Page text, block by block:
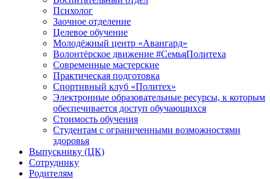
Психолог
Заочное отделение
Целевое обучение
Молодёжный центр «Авангард»
Волонтёрское движение #СемьяПолитеха
Современные мастерские
Практическая подготовка
Спортивный клуб «Политех»
Электронные образовательные ресурсы, к которым
обеспечивается доступ обучающихся
Стоимость обучения
Студентам с ограниченными возможностями
здоровья
Выпускнику (ЦК)
Сотруднику
Родителям